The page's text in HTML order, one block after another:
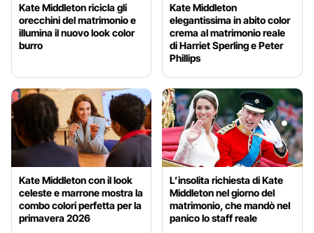
Kate Middleton ricicla gli
orecchini del matrimonio e
illumina il nuovo look color
burro
Kate Middleton
elegantissima in abito color
crema al matrimonio reale
di Harriet Sperling e Peter
Phillips
Kate Middleton con il look
celeste e marrone mostra la
combo colori perfetta per la
primavera 2026
L’insolita richiesta di Kate
Middleton nel giorno del
matrimonio, che mandò nel
panico lo staff reale